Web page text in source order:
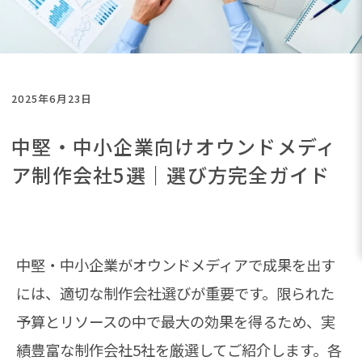
2025年6月23日
中堅・中小企業向けオウンドメディ
ア制作会社5選｜選び方完全ガイド
中堅・中小企業がオウンドメディアで成果を出す
には、適切な制作会社選びが重要です。限られた
予算とリソースの中で最大の効果を得るため、実
績豊富な制作会社5社を厳選してご紹介します。各